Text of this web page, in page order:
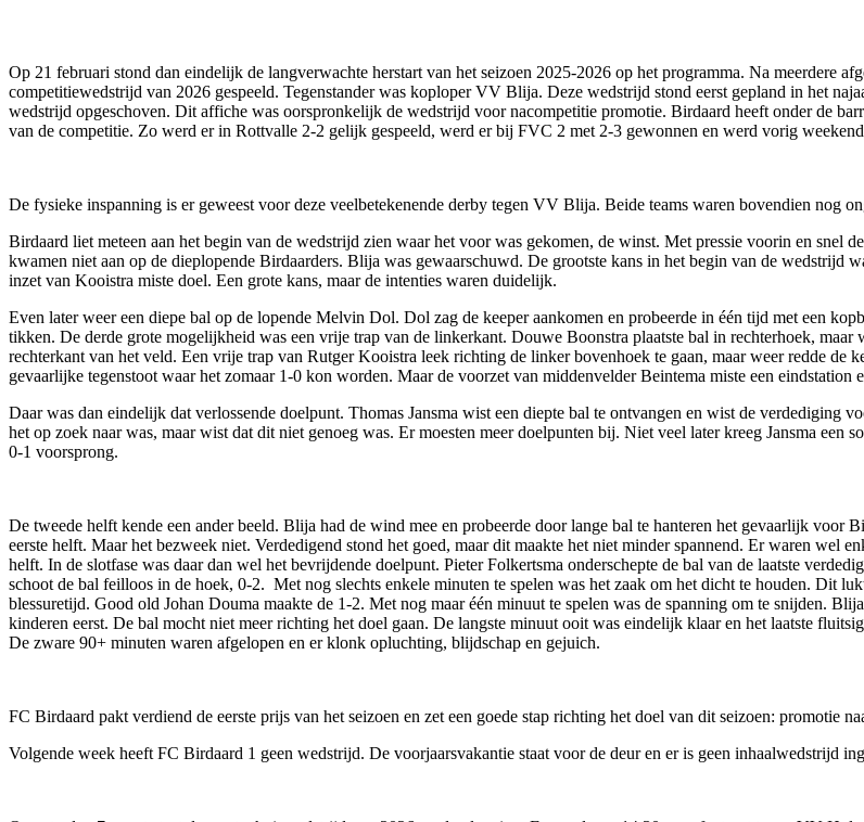
Op 21 februari stond dan eindelijk de langverwachte herstart van het seizoen 2025-2026 op het programma. Na meerdere
competitiewedstrijd van 2026 gespeeld. Tegenstander was koploper VV Blija. Deze wedstrijd stond eerst gepland in het
wedstrijd opgeschoven. Dit affiche was oorspronkelijk de wedstrijd voor nacompetitie promotie. Birdaard heeft onder de
van de competitie. Zo werd er in Rottvalle 2-2 gelijk gespeeld, werd er bij FVC 2 met 2-3 gewonnen en werd vorig
De fysieke inspanning is er geweest voor deze veelbetekenende derby tegen VV Blija. Beide teams waren bovendien nog
Birdaard liet meteen aan het begin van de wedstrijd zien waar het voor was gekomen, de winst. Met pressie voorin en snel
kwamen niet aan op de dieplopende Birdaarders. Blija was gewaarschuwd. De grootste kans in het begin van de wedstrijd
inzet van Kooistra miste doel. Een grote kans, maar de intenties waren duidelijk.
Even later weer een diepe bal op de lopende Melvin Dol. Dol zag de keeper aankomen en probeerde in één tijd met een
tikken. De derde grote mogelijkheid was een vrije trap van de linkerkant. Douwe Boonstra plaatste bal in rechterhoek,
rechterkant van het veld. Een vrije trap van Rutger Kooistra leek richting de linker bovenhoek te gaan, maar weer redde
gevaarlijke tegenstoot waar het zomaar 1-0 kon worden. Maar de voorzet van middenvelder Beintema miste een eindstation
Daar was dan eindelijk dat verlossende doelpunt. Thomas Jansma wist een diepte bal te ontvangen en wist de
het op zoek naar was, maar wist dat dit niet genoeg was. Er moesten meer doelpunten bij. Niet veel later kreeg Jansma
0-1 voorsprong.
De tweede helft kende een ander beeld. Blija had de wind mee en probeerde door lange bal te hanteren het gevaarlijk
eerste helft. Maar het bezweek niet. Verdedigend stond het goed, maar dit maakte het niet minder spannend. Er waren wel
helft. In de slotfase was daar dan wel het bevrijdende doelpunt. Pieter Folkertsma onderschepte de bal van de laatste
schoot de bal feilloos in de hoek, 0-2. Met nog slechts enkele minuten te spelen was het zaak om het dicht te houden. Dit
blessuretijd. Good old Johan Douma maakte de 1-2. Met nog maar één minuut te spelen was de spanning om te snijden.
kinderen eerst. De bal mocht niet meer richting het doel gaan. De langste minuut ooit was eindelijk klaar en het laatste
De zware 90+ minuten waren afgelopen en er klonk opluchting, blijdschap en gejuich.
FC Birdaard pakt verdiend de eerste prijs van het seizoen en zet een goede stap richting het doel van dit seizoen: promotie
Volgende week heeft FC Birdaard 1 geen wedstrijd. De voorjaarsvakantie staat voor de deur en er is geen inhaalwedstrijd